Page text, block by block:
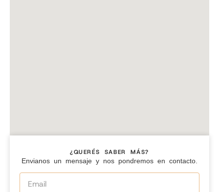
¿QUERÉS SABER MÁS?
Envianos un mensaje y nos pondremos en contacto.